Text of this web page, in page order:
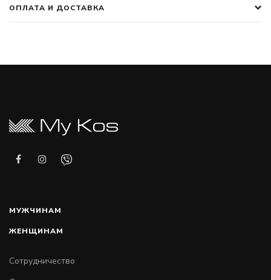
ОПЛАТА И ДОСТАВКА
МУЖЧИНАМ
ЖЕНЩИНАМ
Сотрудничество